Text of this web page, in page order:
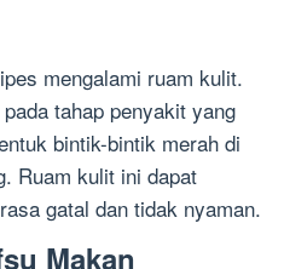
mengalami ruam kulit.
tahap penyakit yang
bintik-bintik merah di
Ruam kulit ini dapat
gatal dan tidak nyaman.
Makan